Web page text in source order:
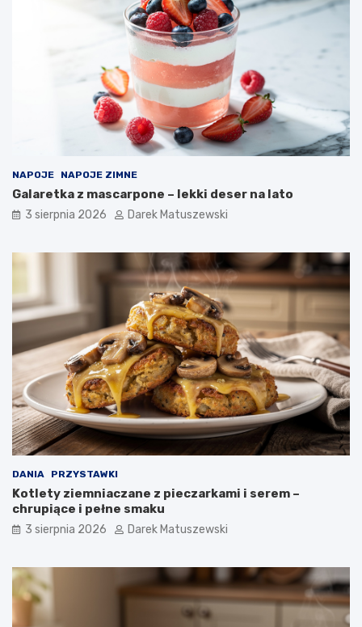
NAPOJE NAPOJE ZIMNE
Galaretka z mascarpone – lekki deser na lato
3 sierpnia 2026 Darek Matuszewski
DANIA PRZYSTAWKI
Kotlety ziemniaczane z pieczarkami i serem –
chrupiące i pełne smaku
3 sierpnia 2026 Darek Matuszewski